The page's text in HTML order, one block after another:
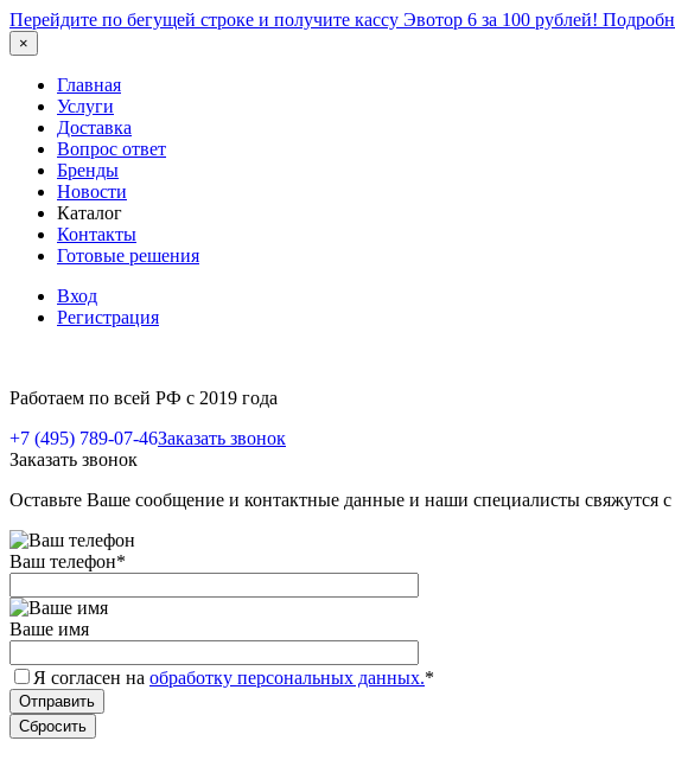
Перейдите по бегущей строке и получите кассу Эвотор 6 за 100 рублей!
×
Главная
Услуги
Доставка
Вопрос ответ
Бренды
Новости
Каталог
Контакты
Готовые решения
Вход
Регистрация
Работаем по всей РФ с 2019 года
+7 (495) 789-07-46Заказать звонок
Заказать звонок
Оставьте Ваше сообщение и контактные данные и наши специалисты свяжутся
Ваш телефон*
Ваше имя
Я согласен на обработку персональных данных.*